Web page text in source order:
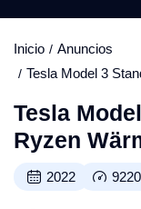
Inicio
Anuncios
Tesla Model 3
Tesla
Ryzen
2022